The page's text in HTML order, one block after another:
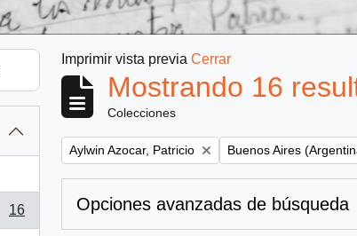
16
Imprimir vista previa Cerrar
Mostrando 16
Colecciones
Remove filter:
Aylwin Azocar, Patricio Remove filter:
Buenos Aires
Opciones avanzadas de búsqueda